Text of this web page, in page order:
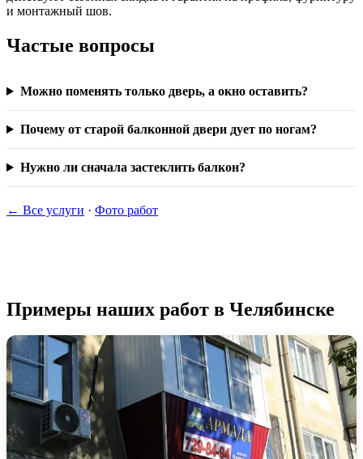
и монтажный шов.
Частые вопросы
Можно поменять только дверь, а окно оставить?
Почему от старой балконной двери дует по ногам?
Нужно ли сначала застеклить балкон?
← Все услуги · Фото работ
Примеры наших работ в Челябинске